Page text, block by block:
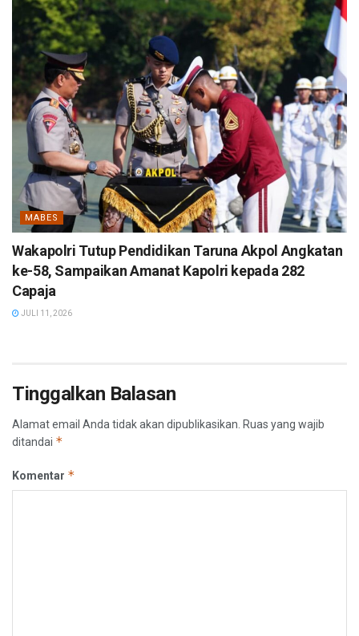
MABES
Wakapolri Tutup Pendidikan Taruna Akpol Angkatan
ke-58, Sampaikan Amanat Kapolri kepada 282
Capaja
JULI 11, 2026
Tinggalkan Balasan
Alamat email Anda tidak akan dipublikasikan. Ruas yang wajib
ditandai *
Komentar *